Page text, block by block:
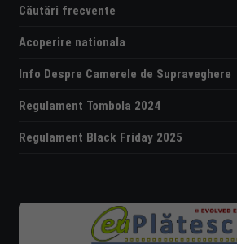
Căutări frecvente
Acoperire nationala
Info Despre Camerele de Supraveghere
Regulament Tombola 2024
Regulament Black Friday 2025